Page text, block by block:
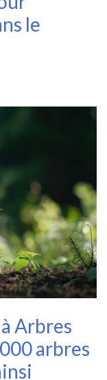
le
Arbres
arbres